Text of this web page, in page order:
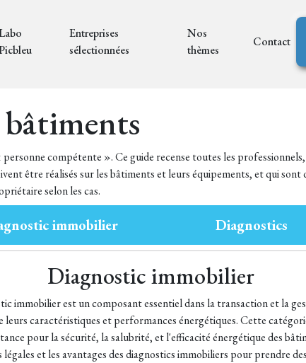
Entreprises
sélectionnées
Nos
thèmes
Contact
compétente ». Ce guide recense toutes les professionnels,
être réalisés sur les bâtiments et leurs équipements, et qui sont
selon les cas.
immobilier Diagnostics
Diagnostic immobilier
immobilier est un composant essentiel dans la transaction et la
leurs caractéristiques et performances énergétiques. Cette
pour la sécurité, la salubrité, et l'efficacité énergétique des
et les avantages des diagnostics immobiliers pour prendre